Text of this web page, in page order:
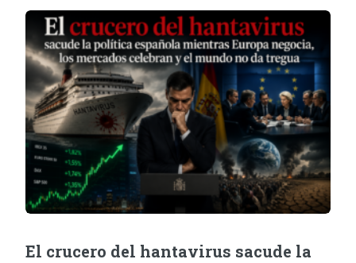
El crucero del hantavirus sacude la